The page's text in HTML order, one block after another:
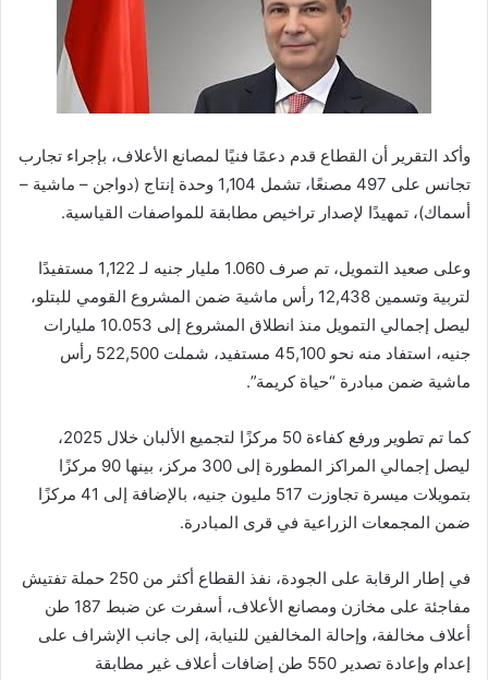
وأكد التقرير أن القطاع قدم دعمًا فنيًا لمصانع الأعلاف، بإجراء تجارب
تجانس على 497 مصنعًا، تشمل 1,104 وحدة إنتاج (دواجن – ماشية –
أسماك)، تمهيدًا لإصدار تراخيص مطابقة للمواصفات القياسية.
وعلى صعيد التمويل، تم صرف 1.060 مليار جنيه لـ 1,122 مستفيدًا
لتربية وتسمين 12,438 رأس ماشية ضمن المشروع القومي للبتلو،
ليصل إجمالي التمويل منذ انطلاق المشروع إلى 10.053 مليارات
جنيه، استفاد منه نحو 45,100 مستفيد، شملت 522,500 رأس
ماشية ضمن مبادرة “حياة كريمة”.
كما تم تطوير ورفع كفاءة 50 مركزًا لتجميع الألبان خلال 2025،
ليصل إجمالي المراكز المطورة إلى 300 مركز، بينها 90 مركزًا
بتمويلات ميسرة تجاوزت 517 مليون جنيه، بالإضافة إلى 41 مركزًا
ضمن المجمعات الزراعية في قرى المبادرة.
في إطار الرقابة على الجودة، نفذ القطاع أكثر من 250 حملة تفتيش
مفاجئة على مخازن ومصانع الأعلاف، أسفرت عن ضبط 187 طن
أعلاف مخالفة، وإحالة المخالفين للنيابة، إلى جانب الإشراف على
إعدام وإعادة تصدير 550 طن إضافات أعلاف غير مطابقة